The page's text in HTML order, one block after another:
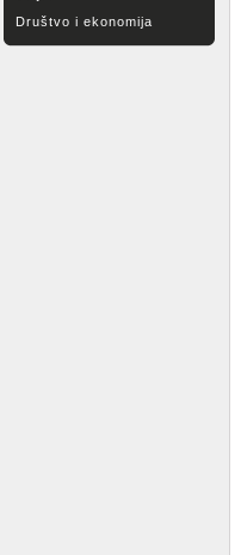
Društvo i ekonomija